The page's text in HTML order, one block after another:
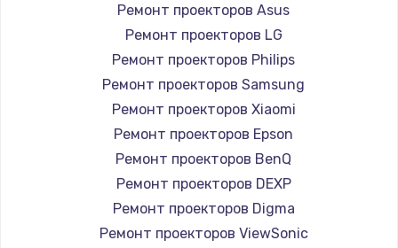
Ремонт проекторов Asus
Ремонт проекторов LG
Ремонт проекторов Philips
Ремонт проекторов Samsung
Ремонт проекторов Xiaomi
Ремонт проекторов Epson
Ремонт проекторов BenQ
Ремонт проекторов DEXP
Ремонт проекторов Digma
Ремонт проекторов ViewSonic